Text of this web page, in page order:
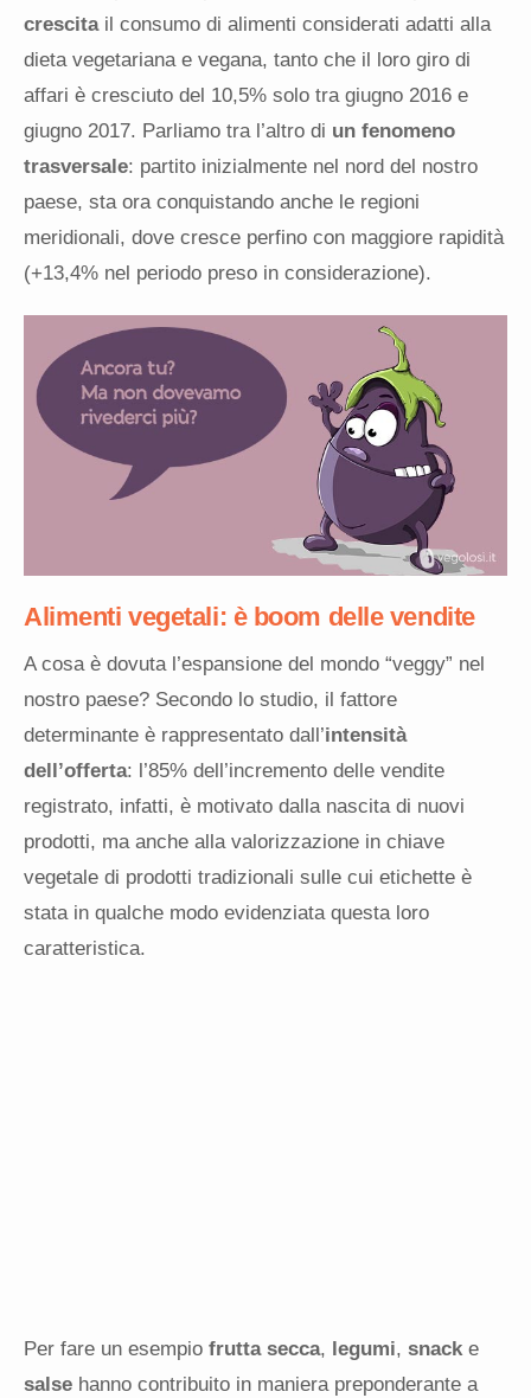
crescitail consumo di alimenti considerati adatti alla
dieta vegetariana e vegana, tanto che il loro giro di
affari è cresciuto del 10,5% solo tra giugno 2016 e
giugno 2017. Parliamo tra l’altro di un fenomeno
trasversale: partito inizialmente nel nord del nostro
paese, sta ora conquistando anche le regioni
meridionali, dove cresce perfino con maggiore rapidità
(+13,4% nel periodo preso in considerazione).
Alimenti vegetali: è boom delle vendite
A cosa è dovuta l’espansione del mondo “veggy” nel
nostro paese? Secondo lo studio, il fattore
determinante è rappresentato dall’intensità
dell’offerta: l’85% dell’incremento delle vendite
registrato, infatti, è motivato dalla nascita di nuovi
prodotti, ma anche alla valorizzazione in chiave
vegetale di prodotti tradizionali sulle cui etichette è
stata in qualche modo evidenziata questa loro
caratteristica.
Per fare un esempio frutta secca, legumi, snacke
salse hanno contribuito in maniera preponderante a